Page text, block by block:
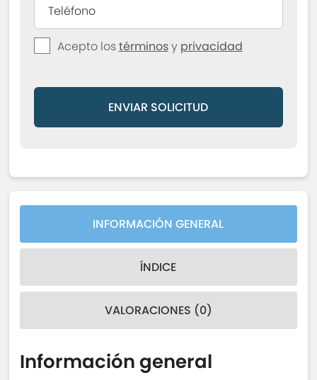
Acepto lostérminosy privacidad
ENVIAR SOLICITUD
INFORMACIÓN GENERAL
ÍNDICE
VALORACIONES (0)
Información general